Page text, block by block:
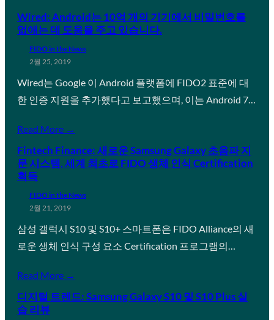
Wired: Android는 10억 개의 기기에서 비밀번호를
없애는 데 도움을 주고 있습니다.
FIDO in the News
2월 25, 2019
Wired는 Google 이 Android 플랫폼에 FIDO2 표준에 대
한 인증 지원을 추가했다고 보고했으며, 이는 Android 7…
Read More →
Fintech Finance: 새로운 Samsung Galaxy 초음파 지
문 시스템, 세계 최초로 FIDO 생체 인식 Certification
획득
FIDO in the News
2월 21, 2019
삼성 갤럭시 S10 및 S10+ 스마트폰은 FIDO Alliance의 새
로운 생체 인식 구성 요소 Certification 프로그램의…
Read More →
디지털 트렌드: Samsung Galaxy S10 및 S10 Plus 실
습 리뷰